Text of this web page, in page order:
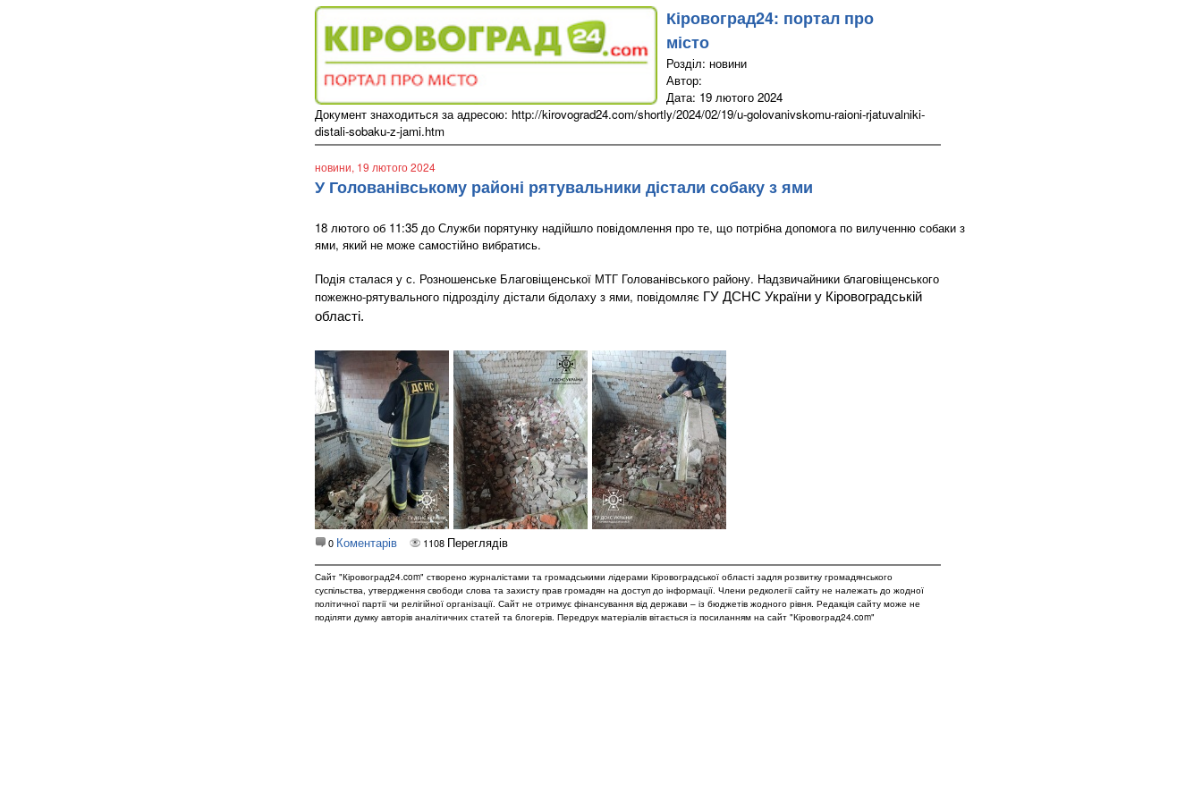
Кіровоград24: портал про
місто
Розділ: новини
Автор:
Дата: 19 лютого 2024
Документ знаходиться за адресою: http://kirovograd24.com/shortly/2024/02/19/u-golovanivskomu-raioni-rjatuvalniki-
distali-sobaku-z-jami.htm
новини, 19 лютого 2024
У Голованівському районі рятувальники дістали собаку з ями
18 лютого об 11:35 до Служби порятунку надійшло повідомлення про те, що потрібна допомога по вилученню собаки з
ями, який не може самостійно вибратись.
Подія сталася у с. Розношенське Благовіщенської МТГ Голованівського району. Надзвичайники благовіщенського
пожежно-рятувального підрозділу дістали бідолаху з ями, повідомляє ГУ ДСНС України у Кіровоградській
області.
0 Коментарів 1108 Переглядів
Сайт "Кіровоград24.com" створено журналістами та громадськими лідерами Кіровоградської області задля розвитку громадянського
суспільства, утвердження свободи слова та захисту прав громадян на доступ до інформації. Члени редколегії сайту не належать до жодної
політичної партії чи релігійної організації. Сайт не отримує фінансування від держави – із бюджетів жодного рівня. Редакція сайту може не
поділяти думку авторів аналітичних статей та блогерів. Передрук матеріалів вітається із посиланням на сайт "Кіровоград24.com"